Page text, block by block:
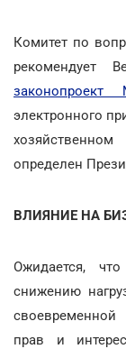
Комитет по
рекомендует
электронного
определен
ВЛИЯНИЕ НА
Ожидается,
снижению
прав и